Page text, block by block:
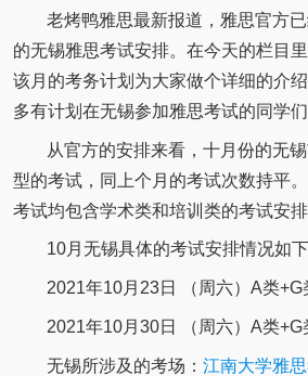
老烤鸭雅思最新报道，雅思官方
的无锡雅思考试安排。在今天的栏目
该月的考务计划为大家做个详细的介
多有计划在无锡参加雅思考试的同学们
从官方的安排来看，十月份的无
型的考试，同上个月的考试次数持平
考试均包含学术类和培训类的考试安排
10月无锡具体的考试安排情况如下
2021年10月23日 （周六）A类+G
2021年10月30日 （周六）A类+G
无锡所涉及的考场： 江南大学雅